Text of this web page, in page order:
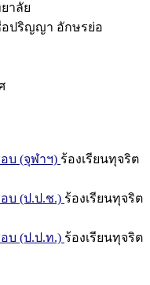
าลัย
ปริญญา อักษรย่อ
บ (จุฬาฯ) ร้องเรียนทุจริต
บ (ป.ป.ช.) ร้องเรียนทุจริต
บ (ป.ป.ท.) ร้องเรียนทุจริต